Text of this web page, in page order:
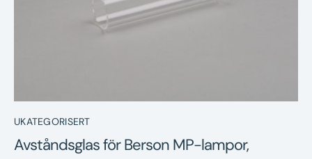
Underhållstips
UKATEGORISERT
Avståndsglas för Berson MP-lampor,